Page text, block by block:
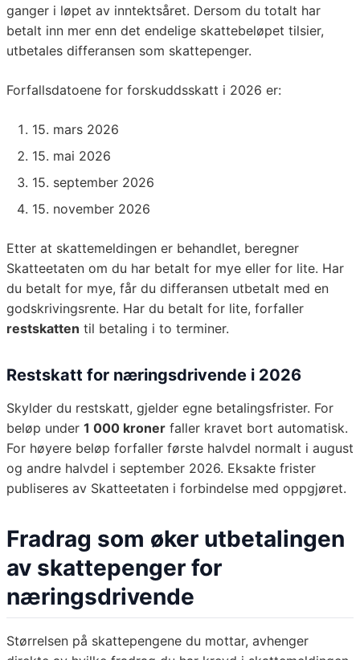
ganger i løpet av inntektsåret. Dersom du totalt har
betalt inn mer enn det endelige skattebeløpet tilsier,
utbetales differansen som skattepenger.
Forfallsdatoene for forskuddsskatt i 2026 er:
15. mars 2026
15. mai 2026
15. september 2026
15. november 2026
Etter at skattemeldingen er behandlet, beregner
Skatteetaten om du har betalt for mye eller for lite. Har
du betalt for mye, får du differansen utbetalt med en
godskrivingsrente. Har du betalt for lite, forfaller
restskatten til betaling i to terminer.
Restskatt for næringsdrivende i 2026
Skylder du restskatt, gjelder egne betalingsfrister. For
beløp under 1 000 kroner faller kravet bort automatisk.
For høyere beløp forfaller første halvdel normalt i august
og andre halvdel i september 2026. Eksakte frister
publiseres av Skatteetaten i forbindelse med oppgjøret.
Fradrag som øker utbetalingen
av skattepenger for
næringsdrivende
Størrelsen på skattepengene du mottar, avhenger